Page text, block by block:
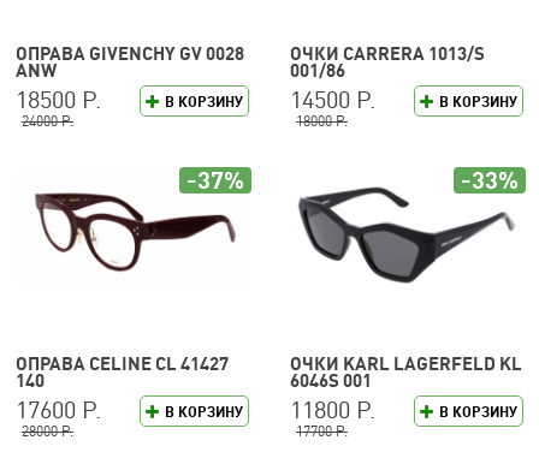
ОПРАВА GIVENCHY GV 0028
ANW
В КОРЗИНУ
18500 Р.
24000 Р.
ОЧКИ CARRERA 1013/S
001/86
В КОРЗИНУ
14500 Р.
18000 Р.
ОПРАВА CELINE CL 41427
140
В КОРЗИНУ
17600 Р.
28000 Р.
-37%
ОЧКИ KARL LAGERFELD KL
6046S 001
В КОРЗИНУ
11800 Р.
17700 Р.
-33%